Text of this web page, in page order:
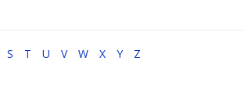
S T U V W X Y
Z